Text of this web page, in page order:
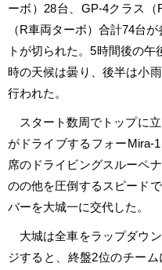
ーボ）28台、GP-4クラス
（R車両ターボ）合計74台
トが切られた。5時間後の
時の天候は曇り、後半は小
行われた。
スタート数周でトップに
がドライブするフォーMira-
席のドライビングスルーペ
のの他を圧倒するスピード
バーを大城一に交代した。
大城は全車をラップダウ
ジすると、終盤2位のチー